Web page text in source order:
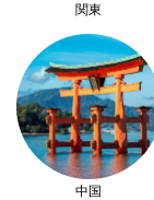
関東
中国